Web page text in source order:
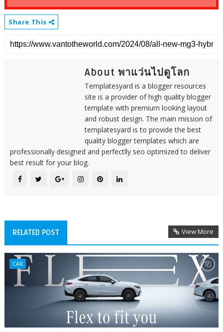
Share This
About พาแว่นไปดูโลก
Templatesyard is a blogger resources
site is a provider of high quality blogger
template with premium looking layout
and robust design. The main mission of
templatesyard is to provide the best
quality blogger templates which are
professionally designed and perfectlly seo optimized to deliver
best result for your blog.
RELATED POST View More
CAR